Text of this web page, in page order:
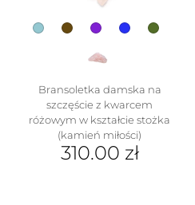
Bransoletka damska na
szczęście z kwarcem
różowym w kształcie stożka
(kamień miłości)
310.00 zł